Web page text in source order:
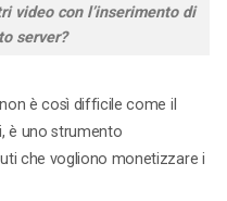
video con l’inserimento di
server?
è così difficile come il
è uno strumento
che vogliono monetizzare i